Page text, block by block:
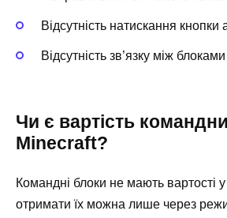
Відсутність натискання кнопки
Відсутність зв’язку між блоками
Чи є вартість
Minecraft?
Командні блоки не мають вартості у
отримати їх можна лише через